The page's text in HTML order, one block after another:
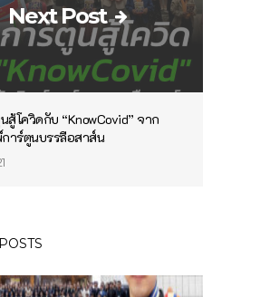
Next Post
สู้โควิดกับ “KnowCovid” จาก
าร์ตูนบรรลือสาส์น